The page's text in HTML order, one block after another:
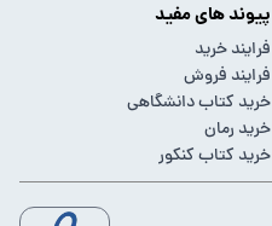
پیوند های مفید
فرایند خرید
فرایند فروش
خرید کتاب دانشگاهی
خرید رمان
خرید کتاب کنکور